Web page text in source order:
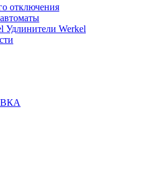
отключения
Удлинители Werkel